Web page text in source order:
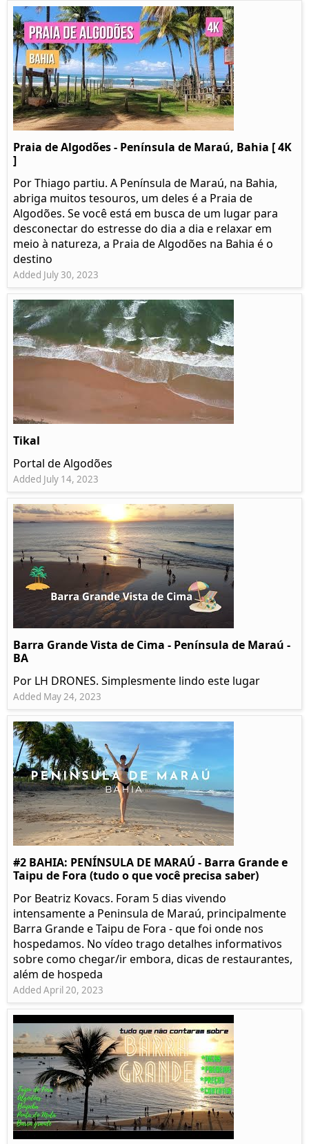
Praia de Algodões - Península de Maraú, Bahia [ 4K
]
Por Thiago partiu. A Península de Maraú, na Bahia,
abriga muitos tesouros, um deles é a Praia de
Algodões. Se você está em busca de um lugar para
desconectar do estresse do dia a dia e relaxar em
meio à natureza, a Praia de Algodões na Bahia é o
destino
Added July 30, 2023
Tikal
Portal de Algodões
Added July 14, 2023
Barra Grande Vista de Cima - Península de Maraú -
BA
Por LH DRONES. Simplesmente lindo este lugar
Added May 24, 2023
#2 BAHIA: PENÍNSULA DE MARAÚ - Barra Grande e
Taipu de Fora (tudo o que você precisa saber)
Por Beatriz Kovacs. Foram 5 dias vivendo
intensamente a Peninsula de Maraú, principalmente
Barra Grande e Taipu de Fora - que foi onde nos
hospedamos. No vídeo trago detalhes informativos
sobre como chegar/ir embora, dicas de restaurantes,
além de hospeda
Added April 20, 2023